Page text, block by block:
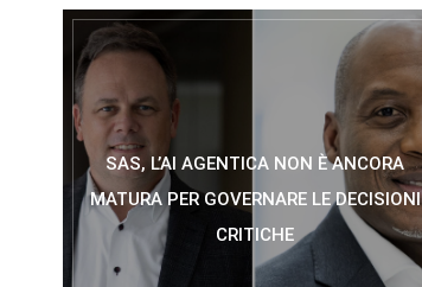
SAS, L’AI AGENTICA NON È ANCORA
MATURA PER GOVERNARE LE DECISIONI
CRITICHE